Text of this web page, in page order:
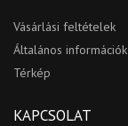
Vásárlási feltételek
Általános információk
Térkép
KAPCSOLAT